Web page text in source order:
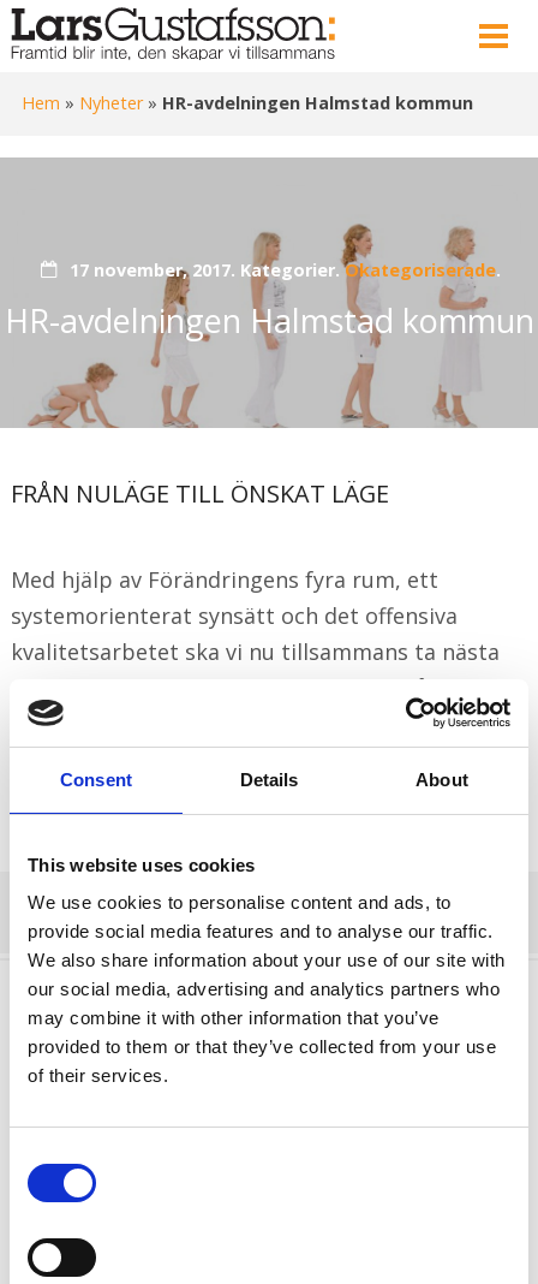
Consent Details About
This website uses cookies
We use cookies to personalise content and ads, to
provide social media features and to analyse our traffic.
We also share information about your use of our site with
our social media, advertising and analytics partners who
may combine it with other information that you’ve
provided to them or that they’ve collected from your use
of their services.
Selection
Hem » Nyheter» HR-avdelningen Halmstad kommun
17 november, 2017. Kategorier. Okategoriserade.
HR-avdelningen Halmstad kommun
FRÅN NULÄGE TILL ÖNSKAT LÄGE
Med hjälp av Förändringens fyra rum, ett
systemorienterat synsätt och det offensiva
kvalitetsarbetet ska vi nu tillsammans ta nästa
steg. En heldag tillsammans med alla på HR-
avdelningen i Halmstad kommun.
Lämna ett svar
Din e-postadress kommer inte publiceras.